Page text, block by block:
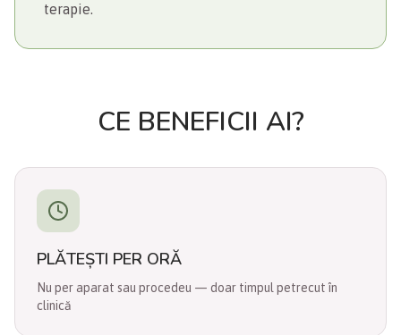
terapie.
CE BENEFICII AI?
PLĂTEȘTI PER ORĂ
Nu per aparat sau procedeu — doar timpul petrecut în
clinică